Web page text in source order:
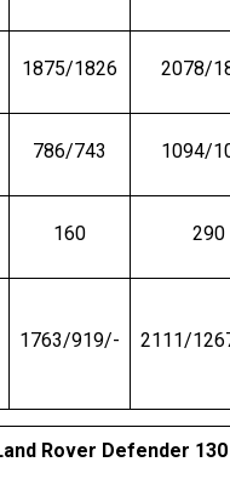
1875/1826 2078/
786/743 1094/
160 290
1763/919/- 2111/
Rover Defender 130